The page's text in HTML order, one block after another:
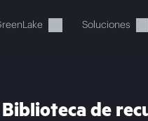
Soluciones
Biblioteca de